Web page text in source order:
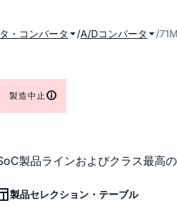
・コンバータ A/Dコンバータ
製造中止
製品ラインおよびクラス最高
製品セレクション・テーブル